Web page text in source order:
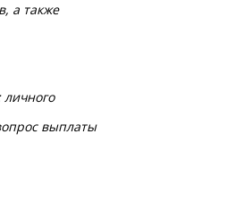
а также
личного
выплаты